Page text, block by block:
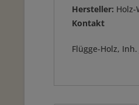
Hersteller: Holz-
Kontakt
Flügge-Holz,